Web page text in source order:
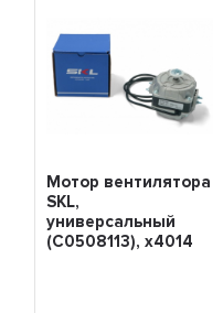
Мотор вентилятора
SKL,
универсальный
(C0508113), x4014